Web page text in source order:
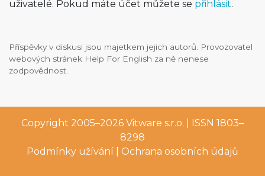
uživatelé. Pokud máte účet můžete se přihlásit.
Příspěvky v diskusi jsou majetkem jejich autorů. Provozovatel
webových stránek Help For English za ně nenese
zodpovědnost.
Copyright 2005–2026 Vitware s.r.o. | ISSN 1803–
8298
Podmínky užívání
Ochrana osobních údajů